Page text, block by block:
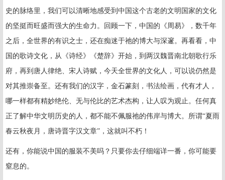
史的脉络里，我们可以清晰地感受到中国这个古老的文明国家的文化
的坚挺而旺盛而强大的生命力。回顾一下，中国的《周易》，数千年
之后，全世界的有识之士，还在痴迷于祂的博大与深邃。再看看，中
国的歌诗文化，从《诗经》《楚辞》开始，到两汉魏晋南北朝歌行乐
府，再到唐人律绝、宋人诗赋，今天全世界的文化人，可以说仍然是
对其推崇备至。还有我们的汉字，金石篆刻，书法绘画，代有才人，
哪一样都有精妙绝伦、无与伦比的艺术杰构，让人叹为观止。任何真
正了解中华文明历史的人，都不能不佩服祂的伟岸与博大。所谓“夏雨
春云秋夜月，唐诗晋字汉文章”，这就叫不朽！
还有，你能说中国的服装不美吗？只要你去仔细端详一番，你可能要
窒息的。